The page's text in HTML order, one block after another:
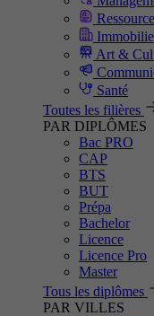
Art &
Santé
Toutes les filières
PAR DIPLÔMES
Bac PRO
CAP
BTS
BUT
Prépa
Bachelor
Licence
Licence Pro
Master
Tous les diplômes
PAR VILLES